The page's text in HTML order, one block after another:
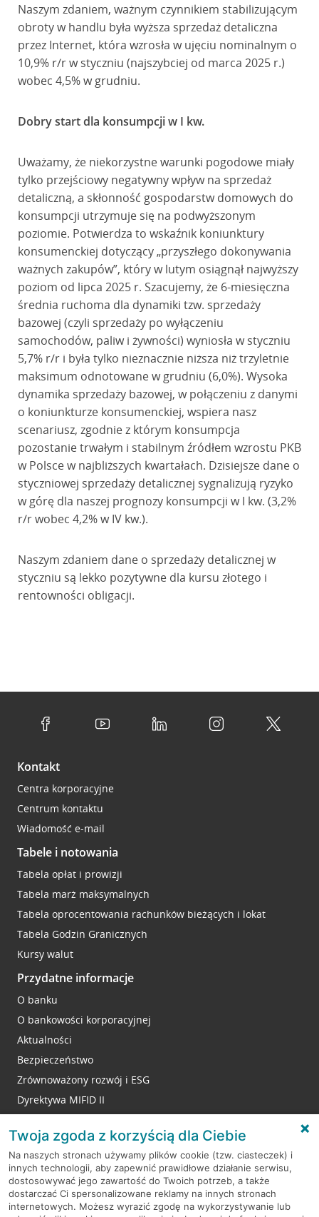
Naszym zdaniem, ważnym czynnikiem stabilizującym
obroty w handlu była wyższa sprzedaż detaliczna
przez Internet, która wzrosła w ujęciu nominalnym o
10,9% r/r w styczniu (najszybciej od marca 2025 r.)
wobec 4,5% w grudniu.
Dobry start dla konsumpcji w I kw.
Uważamy, że niekorzystne warunki pogodowe miały
tylko przejściowy negatywny wpływ na sprzedaż
detaliczną, a skłonność gospodarstw domowych do
konsumpcji utrzymuje się na podwyższonym
poziomie. Potwierdza to wskaźnik koniunktury
konsumenckiej dotyczący „przyszłego dokonywania
ważnych zakupów”, który w lutym osiągnął najwyższy
poziom od lipca 2025 r. Szacujemy, że 6-miesięczna
średnia ruchoma dla dynamiki tzw. sprzedaży
bazowej (czyli sprzedaży po wyłączeniu
samochodów, paliw i żywności) wyniosła w styczniu
5,7% r/r i była tylko nieznacznie niższa niż trzyletnie
maksimum odnotowane w grudniu (6,0%). Wysoka
dynamika sprzedaży bazowej, w połączeniu z danymi
o koniunkturze konsumenckiej, wspiera nasz
scenariusz, zgodnie z którym konsumpcja
pozostanie trwałym i stabilnym źródłem wzrostu PKB
w Polsce w najbliższych kwartałach. Dzisiejsze dane o
styczniowej sprzedaży detalicznej sygnalizują ryzyko
w górę dla naszej prognozy konsumpcji w I kw. (3,2%
r/r wobec 4,2% w IV kw.).
Naszym zdaniem dane o sprzedaży detalicznej w
styczniu są lekko pozytywne dla kursu złotego i
rentowności obligacji.
Kontakt
Centra korporacyjne
Centrum kontaktu
Wiadomość e-mail
Tabele i notowania
Tabela opłat i prowizji
Tabela marż maksymalnych
Tabela oprocentowania rachunków bieżących i lokat
Tabela Godzin Granicznych
Kursy walut
Przydatne informacje
O banku
O bankowości korporacyjnej
Aktualności
Bezpieczeństwo
Zrównoważony rozwój i ESG
Dyrektywa MIFID II
RODO
Regulamin serwisu
Twoja zgoda z korzyścią dla Ciebie
Na naszych stronach używamy plików cookie (tzw. ciasteczek) i
innych technologii, aby zapewnić prawidłowe działanie serwisu,
dostosowywać jego zawartość do Twoich potrzeb, a także
dostarczać Ci spersonalizowane reklamy na innych stronach
internetowych. Możesz wyrazić zgodę na wykorzystywanie lub